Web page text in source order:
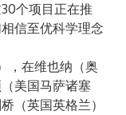
个项目正在推
信至优科学理念
，在维也纳（奥
美国马萨诸塞
（英国英格兰）